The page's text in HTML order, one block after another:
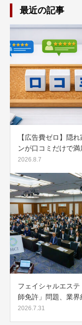
最近の記事
【広告費ゼロ】隠れ
ンが口コミだけで満
2026.8.7
フェイシャルエステ
師免許」問題、業界
2026.7.31